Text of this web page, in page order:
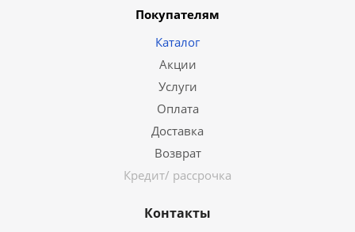
Покупателям
Каталог
Акции
Услуги
Оплата
Доставка
Возврат
Кредит/ рассрочка
Контакты